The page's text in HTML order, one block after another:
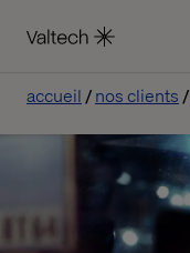
accueil nos clients